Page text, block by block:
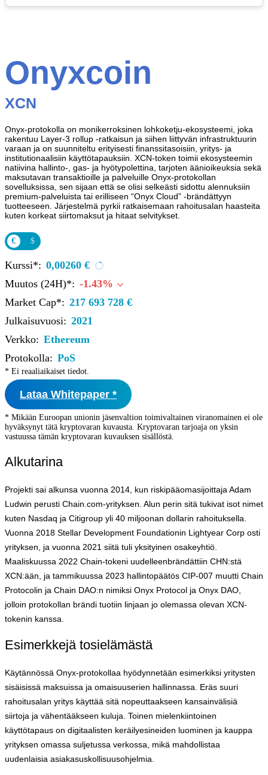
Onyxcoin
XCN
Onyx-protokolla on monikerroksinen lohkoketju-ekosysteemi, joka
rakentuu Layer‑3 rollup ‑ratkaisun ja siihen liittyvän infrastruktuurin
varaan ja on suunniteltu erityisesti finanssitasoisiin, yritys- ja
institutionaalisiin käyttötapauksiin. XCN-token toimii ekosysteemin
natiivina hallinto-, gas- ja hyötypolettina, tarjoten äänioikeuksia sekä
maksutavan transaktioille ja palveluille Onyx-protokollan
sovelluksissa, sen sijaan että se olisi selkeästi sidottu alennuksiin
premium-palveluista tai erilliseen “Onyx Cloud” ‑brändättyyn
tuotteeseen. Järjestelmä pyrkii ratkaisemaan rahoitusalan haasteita
kuten korkeat siirtomaksut ja hitaat selvitykset.
€ $
Kurssi*: 0,00260 €
Muutos (24H)*: -1.43%
Market Cap*: 217 693 728 €
Julkaisuvuosi: 2021
Verkko: Ethereum
Protokolla: PoS
* Ei reaaliaikaiset tiedot.
Lataa Whitepaper *
* Mikään Euroopan unionin jäsenvaltion toimivaltainen viranomainen ei ole
hyväksynyt tätä kryptovaran kuvausta. Kryptovaran tarjoaja on yksin
vastuussa tämän kryptovaran kuvauksen sisällöstä.
Alkutarina
Projekti sai alkunsa vuonna 2014, kun riskipääomasijoittaja Adam
Ludwin perusti Chain.com-yrityksen. Alun perin sitä tukivat isot nimet
kuten Nasdaq ja Citigroup yli 40 miljoonan dollarin rahoituksella.
Vuonna 2018 Stellar Development Foundationin Lightyear Corp osti
yrityksen, ja vuonna 2021 siitä tuli yksityinen osakeyhtiö.
Maaliskuussa 2022 Chain-tokeni uudelleenbrändättiin CHN:stä
XCN:ään, ja tammikuussa 2023 hallintopäätös CIP-007 muutti Chain
Protocolin ja Chain DAO:n nimiksi Onyx Protocol ja Onyx DAO,
jolloin protokollan brändi tuotiin linjaan jo olemassa olevan XCN-
tokenin kanssa.
Esimerkkejä tosielämästä
Käytännössä Onyx-protokollaa hyödynnetään esimerkiksi yritysten
sisäisissä maksuissa ja omaisuuserien hallinnassa. Eräs suuri
rahoitusalan yritys käyttää sitä nopeuttaakseen kansainvälisiä
siirtoja ja vähentääkseen kuluja. Toinen mielenkiintoinen
käyttötapaus on digitaalisten keräilyesineiden luominen ja kauppa
yrityksen omassa suljetussa verkossa, mikä mahdollistaa
uudenlaisia asiakasuskollisuusohjelmia.